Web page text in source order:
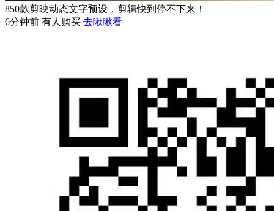
850款剪映动态文字预设，剪辑快到停不下来！
6分钟前 有人购买 去瞅瞅看